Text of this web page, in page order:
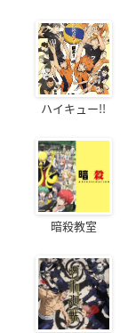
ハイキュー!!
暗殺教室